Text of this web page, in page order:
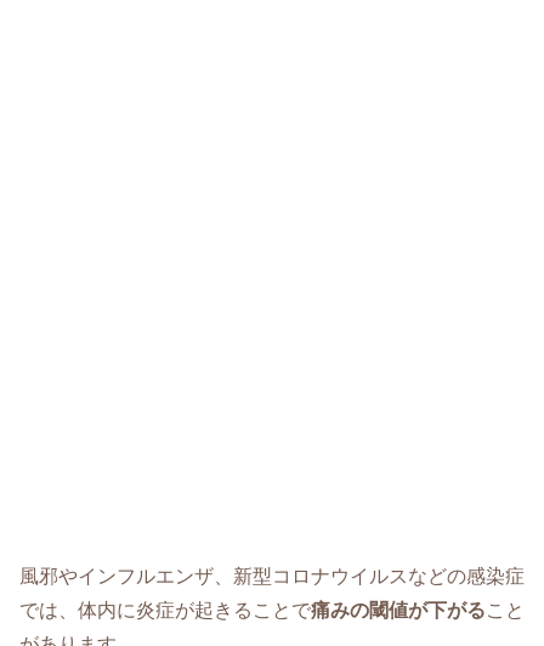
風邪やインフルエンザ、新型コロナウイルスなどの感染症
では、体内に炎症が起きることで痛みの閾値が下がること